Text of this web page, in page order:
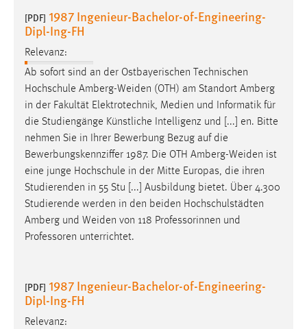
[PDF] 1987 Ingenieur-Bachelor-of-Engineering-
Dipl-Ing-FH
Relevanz:
Ab sofort sind an der Ostbayerischen Technischen
Hochschule Amberg-Weiden (OTH) am Standort Amberg
in der Fakultät Elektrotechnik, Medien und Informatik für
die Studiengänge Künstliche Intelligenz und [...] en. Bitte
nehmen Sie in Ihrer Bewerbung Bezug auf die
Bewerbungskennziffer 1987. Die OTH Amberg-Weiden ist
eine junge Hochschule in der Mitte Europas, die ihren
Studierenden in 55 Stu [...] Ausbildung bietet. Über 4.300
Studierende werden in den beiden Hochschulstädten
Amberg und Weiden von 118 Professorinnen und
Professoren unterrichtet.
[PDF] 1987 Ingenieur-Bachelor-of-Engineering-
Dipl-Ing-FH
Relevanz:
Performance
Name:
staticfilecache
Zweck:
Für performante Seitenauslieferung wird in diesem Cookie
gespeichert, ob man eingeloggt ist.
Sprachpräferenz
Name:
site-language-preference
Zweck:
Das Cookie speichert die gewählte Sprache der Website.
Chat